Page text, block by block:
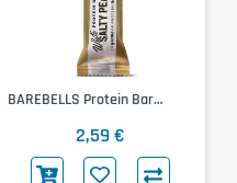
BAREBELLS Protein Bar
2,59 €